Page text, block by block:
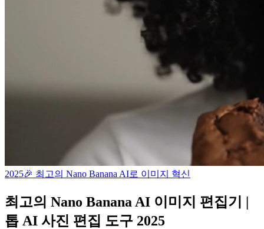
2025🎉 최고의 Nano Banana AI로 이미지 혁신
최고의 Nano Banana AI 이미지 편집기 |
톱 AI 사진 편집 도구 2025